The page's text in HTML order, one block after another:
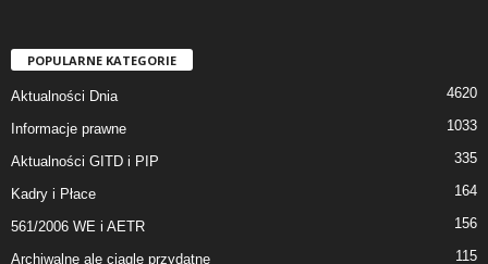
POPULARNE KATEGORIE
Aktualności Dnia 4620
Informacje prawne 1033
Aktualności GITD i PIP 335
Kadry i Płace 164
561/2006 WE i AETR 156
Archiwalne ale ciągle przydatne 115